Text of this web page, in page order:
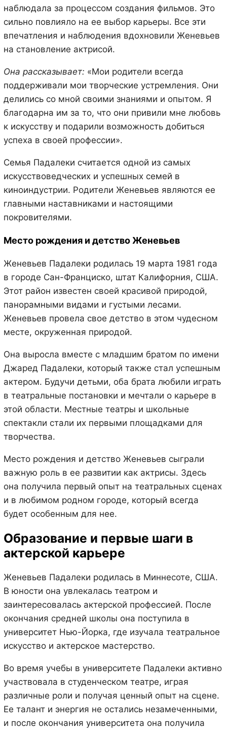
наблюдала за процессом создания фильмов. Это
сильно повлияло на ее выбор карьеры. Все эти
впечатления и наблюдения вдохновили Женевьев
на становление актрисой.
Она рассказывает: «Мои родители всегда
поддерживали мои творческие устремления. Они
делились со мной своими знаниями и опытом. Я
благодарна им за то, что они привили мне любовь
к искусству и подарили возможность добиться
успеха в своей профессии».
Семья Падалеки считается одной из самых
искусствоведческих и успешных семей в
киноиндустрии. Родители Женевьев являются ее
главными наставниками и настоящими
покровителями.
Место рождения и детство Женевьев
Женевьев Падалеки родилась 19 марта 1981 года
в городе Сан-Франциско, штат Калифорния, США.
Этот район известен своей красивой природой,
панорамными видами и густыми лесами.
Женевьев провела свое детство в этом чудесном
месте, окруженная природой.
Она выросла вместе с младшим братом по имени
Джаред Падалеки, который также стал успешным
актером. Будучи детьми, оба брата любили играть
в театральные постановки и мечтали о карьере в
этой области. Местные театры и школьные
спектакли стали их первыми площадками для
творчества.
Место рождения и детство Женевьев сыграли
важную роль в ее развитии как актрисы. Здесь
она получила первый опыт на театральных сценах
и в любимом родном городе, который всегда
будет особенным для нее.
Образование и первые шаги в
актерской карьере
Женевьев Падалеки родилась в Миннесоте, США.
В юности она увлекалась театром и
заинтересовалась актерской профессией. После
окончания средней школы она поступила в
университет Нью-Йорка, где изучала театральное
искусство и актерское мастерство.
Во время учебы в университете Падалеки активно
участвовала в студенческом театре, играя
различные роли и получая ценный опыт на сцене.
Ее талант и энергия не остались незамеченными,
и после окончания университета она получила